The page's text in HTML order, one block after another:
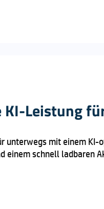
Leistung
unterwegs mit einem
einem schnell ladbaren